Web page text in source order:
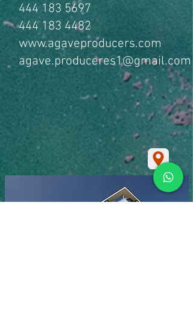
444 183 5697
444 183 4482
www.agaveproducers.com
agave.produceres1@gmail.com